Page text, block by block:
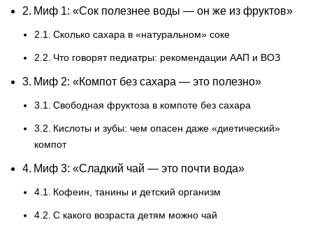
Миф 1: «Сок полезнее воды — он же из фруктов»
Сколько сахара в «натуральном» соке
Что говорят педиатры: рекомендации ААП и ВОЗ
Миф 2: «Компот без сахара — это полезно»
Свободная фруктоза в компоте без сахара
Кислоты и зубы: чем опасен даже «диетический»
компот
Миф 3: «Сладкий чай — это почти вода»
Кофеин, танины и детский организм
С какого возраста детям можно чай